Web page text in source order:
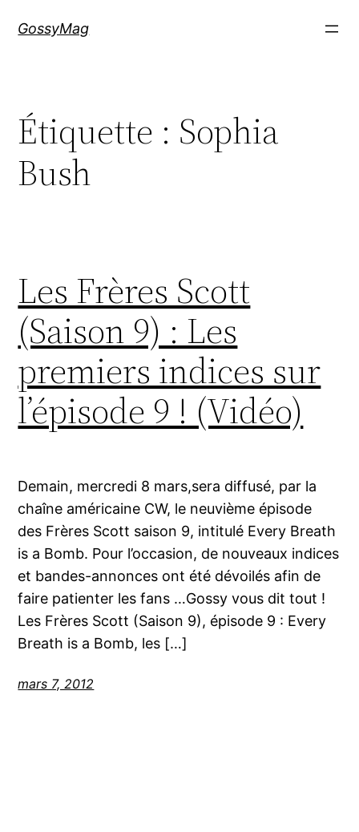
GossyMag
Étiquette : Sophia
Bush
Les Frères Scott
(Saison 9) : Les
premiers indices sur
l’épisode 9 ! (Vidéo)
Demain, mercredi 8 mars,sera diffusé, par la
chaîne américaine CW, le neuvième épisode
des Frères Scott saison 9, intitulé Every Breath
is a Bomb. Pour l’occasion, de nouveaux indices
et bandes-annonces ont été dévoilés afin de
faire patienter les fans …Gossy vous dit tout !
Les Frères Scott (Saison 9), épisode 9 : Every
Breath is a Bomb, les […]
mars 7, 2012